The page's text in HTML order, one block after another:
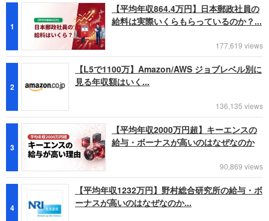
1
【平均年収864.4万円】日本郵政社員の
給料は実際いくらもらっているのか？...
177,619 views
2
【L5で1100万】Amazon/AWS ジョブレベル別に
見る年収額はいく...
136,135 views
3
【平均年収2000万円超】キーエンスの
給与・ボーナスが高いのはなぜなのか
90,869 views
4
【平均年収1232万円】野村総合研究所の給与・ボ
ーナスが高いのはなぜなのか...